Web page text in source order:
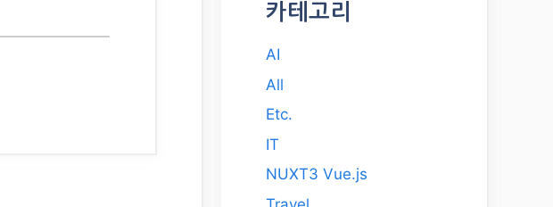
카테고리
AI
All
Etc.
IT
NUXT3 Vue.js